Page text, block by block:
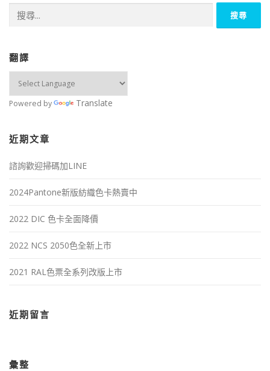
字:
翻譯
Powered by Translate
近期文章
諮詢歡迎掃碼加LINE
2024Pantone新版紡織色卡熱賣中
2022 DIC 色卡全面降價
2022 NCS 2050色全新上市
2021 RAL色票全系列改版上市
近期留言
彙整